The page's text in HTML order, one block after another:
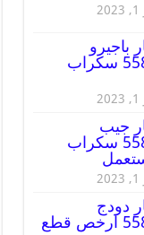
باجيرو
55818355 سكراب
جيب
55818355 سكراب
دودج
55818355 ارخص قطع